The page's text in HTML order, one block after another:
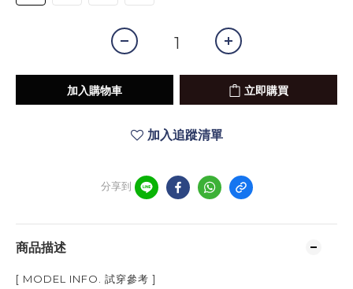
加入購物車 立即購買
加入追蹤清單
分享到
商品描述
[ MODEL INFO. 試穿參考 ]